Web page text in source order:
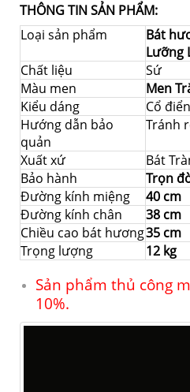
THÔNG TIN SẢN PHẨM:
Loại sản phẩm
Bát
Lưỡng
Chất liệu
Sứ
Màu men
Men
Kiểu dáng
Cổ điển
Hướng dẫn bảo
quản
Tránh
Xuất xứ
Bát
Bảo hành
Trọn
Đường kính miệng
40 cm
Đường kính chân
38 cm
Chiều cao bát hương35 cm
Trọng lượng
12 kg
Sản phẩm thủ công
10%.